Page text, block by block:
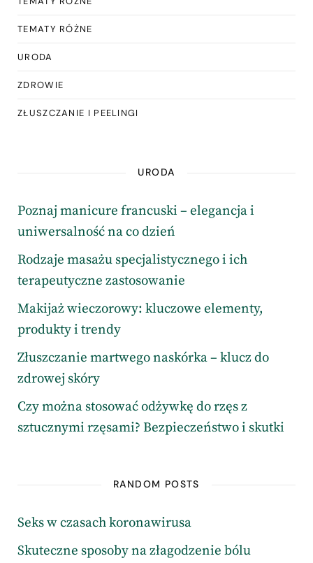
TEMATY RÓŻNE
URODA
ZDROWIE
ZŁUSZCZANIE I PEELINGI
URODA
Poznaj manicure francuski – elegancja i
uniwersalność na co dzień
Rodzaje masażu specjalistycznego i ich
terapeutyczne zastosowanie
Makijaż wieczorowy: kluczowe elementy,
produkty i trendy
Złuszczanie martwego naskórka – klucz do
zdrowej skóry
Czy można stosować odżywkę do rzęs z
sztucznymi rzęsami? Bezpieczeństwo i skutki
RANDOM POSTS
Seks w czasach koronawirusa
Skuteczne sposoby na złagodzenie bólu